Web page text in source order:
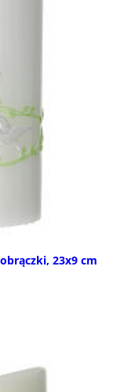
23x9 cm